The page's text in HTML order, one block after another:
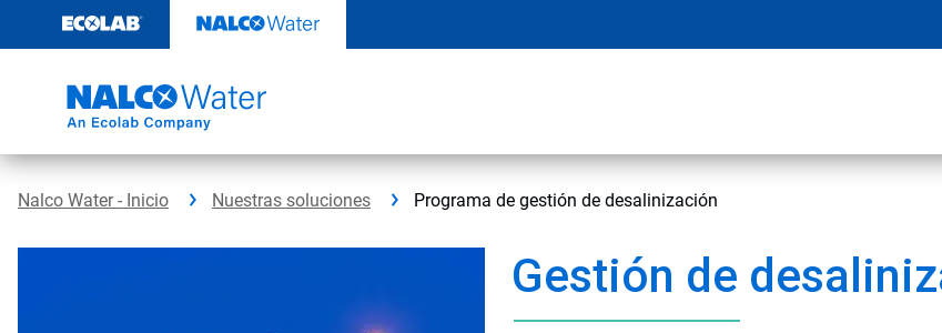
contenido
Nalco Water - Inicio Nuestras soluciones Programa de gestión de desalinización
Gestión de